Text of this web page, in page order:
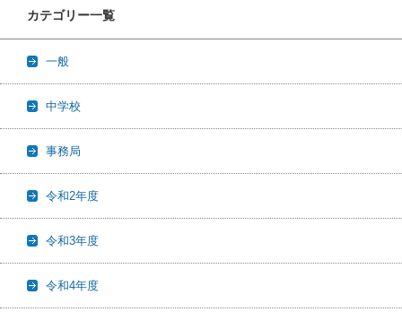
カテゴリー一覧
一般
中学校
事務局
令和2年度
令和3年度
令和4年度